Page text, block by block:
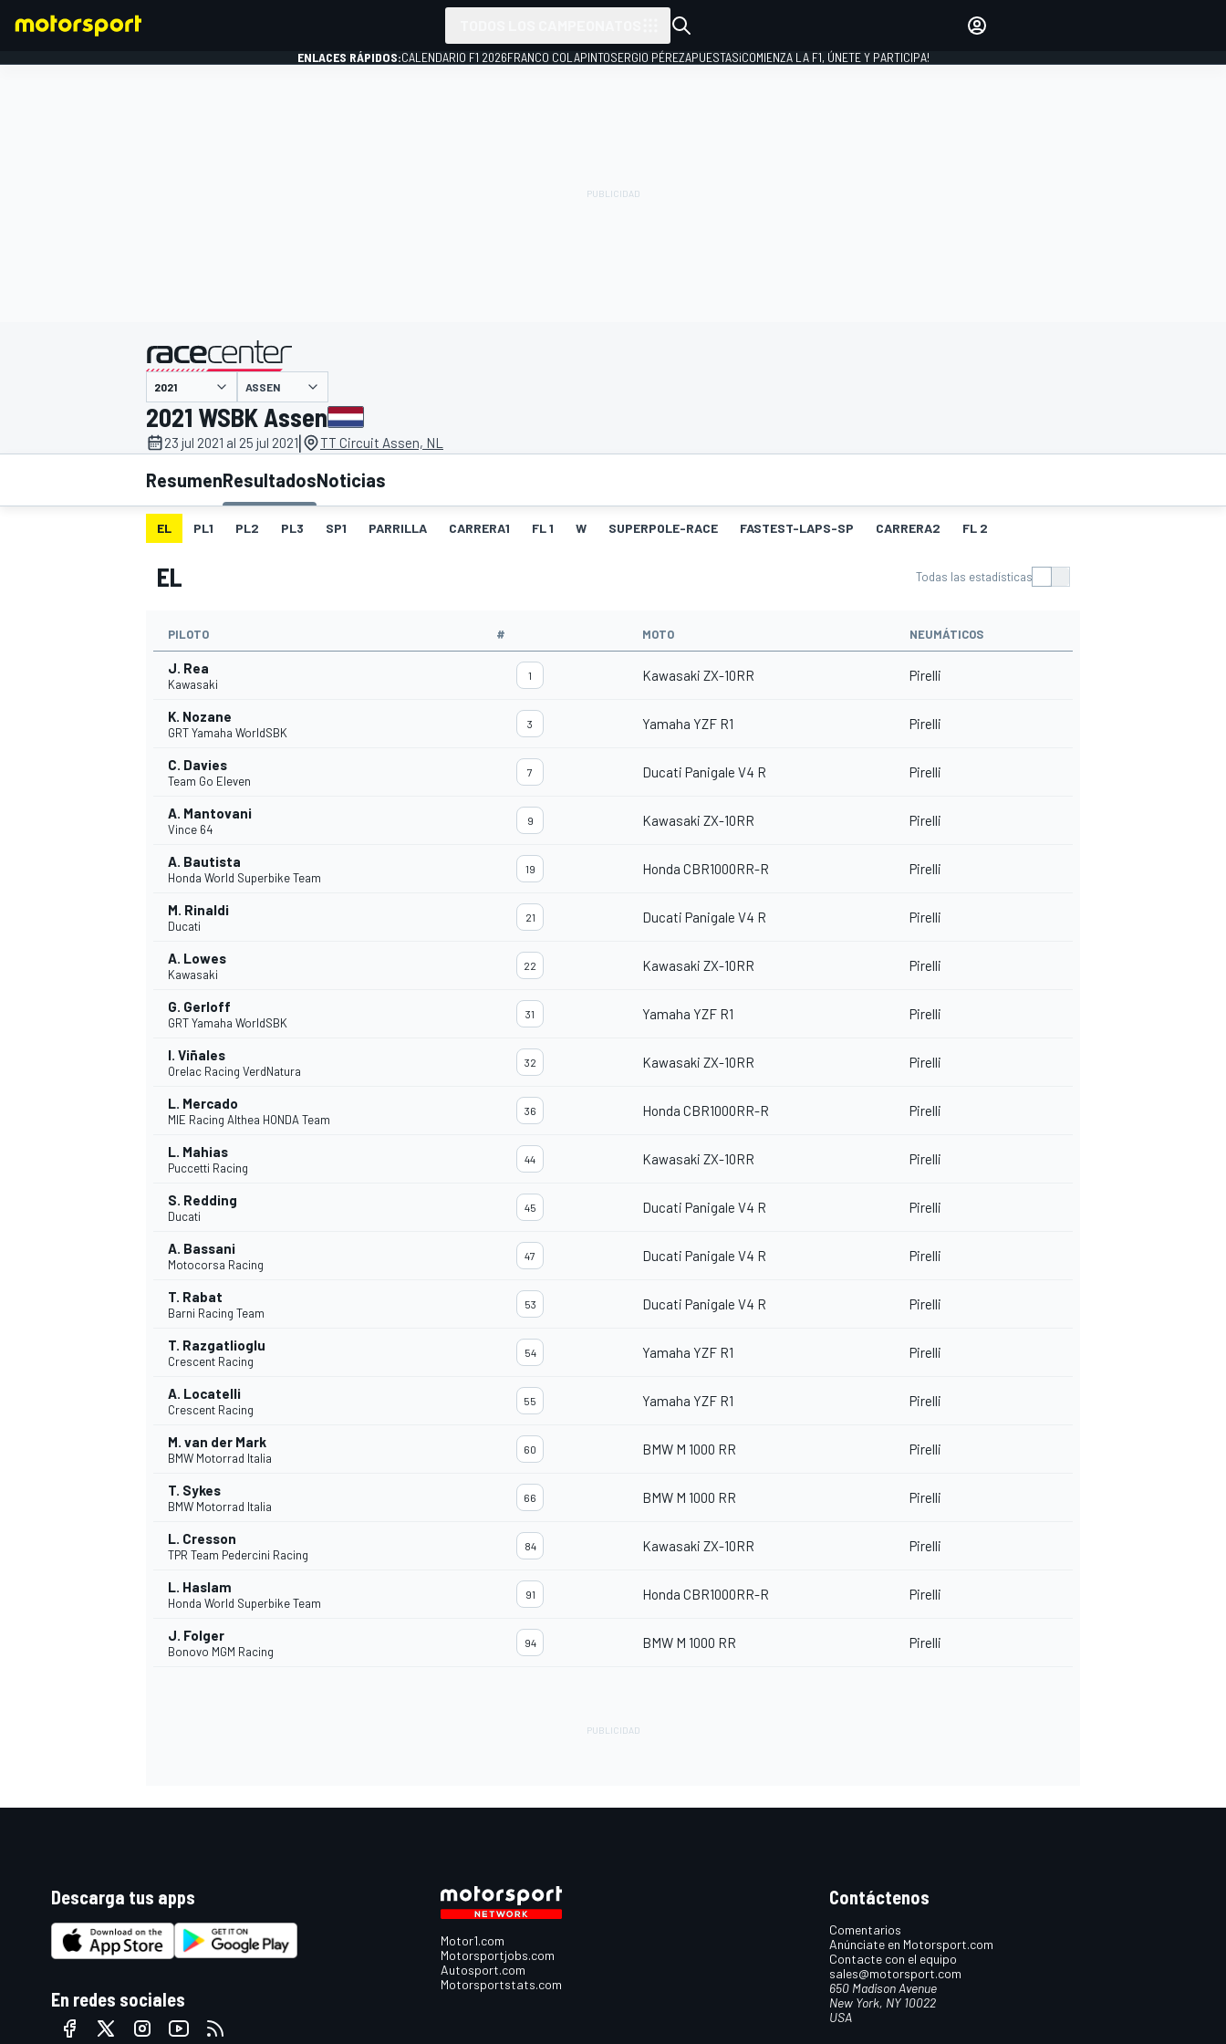
INDYCAR
MOTOGP
NASCAR CUP
FÓRMULA E
INICIAR SESIÓN
ENLACES RÁPIDOS:CALENDARIO F1 2026FRANCO COLAPINTOSERGIO PÉREZAPUESTAS¡COMIENZA LA F1, ÚNETE Y PARTICIPA!
presentado por
ASSEN
2021 WSBK Assen
23 jul 2021 al 25 jul 2021| TT Circuit Assen, NL
ResumenResultadosNoticias
EL PL1 PL2 PL3 SP1 PARRILLA CARRERA1 FL 1 W SUPERPOLE-RACE FASTEST-LAPS-SP CARRERA2 FL 2
EL Todas las estadísticas
PILOTO # MOTO NEUMÁTICOS
J. Rea
Kawasaki
1 Kawasaki ZX-10RR Pirelli
K. Nozane
GRT Yamaha WorldSBK
3 Yamaha YZF R1 Pirelli
C. Davies
Team Go Eleven
7 Ducati Panigale V4 R Pirelli
A. Mantovani
Vince 64
9 Kawasaki ZX-10RR Pirelli
A. Bautista
Honda World Superbike Team
19 Honda CBR1000RR-R Pirelli
M. Rinaldi
Ducati
21 Ducati Panigale V4 R Pirelli
A. Lowes
Kawasaki
22 Kawasaki ZX-10RR Pirelli
G. Gerloff
GRT Yamaha WorldSBK
31 Yamaha YZF R1 Pirelli
I. Viñales
Orelac Racing VerdNatura
32 Kawasaki ZX-10RR Pirelli
L. Mercado
MIE Racing Althea HONDA Team
36 Honda CBR1000RR-R Pirelli
L. Mahias
Puccetti Racing
44 Kawasaki ZX-10RR Pirelli
S. Redding
Ducati
45 Ducati Panigale V4 R Pirelli
A. Bassani
Motocorsa Racing
47 Ducati Panigale V4 R Pirelli
T. Rabat
Barni Racing Team
53 Ducati Panigale V4 R Pirelli
T. Razgatlioglu
Crescent Racing
54 Yamaha YZF R1 Pirelli
A. Locatelli
Crescent Racing
55 Yamaha YZF R1 Pirelli
M. van der Mark
BMW Motorrad Italia
60 BMW M 1000 RR Pirelli
T. Sykes
BMW Motorrad Italia
66 BMW M 1000 RR Pirelli
L. Cresson
TPR Team Pedercini Racing
84 Kawasaki ZX-10RR Pirelli
L. Haslam
Honda World Superbike Team
91 Honda CBR1000RR-R Pirelli
J. Folger
Bonovo MGM Racing
94 BMW M 1000 RR Pirelli
Descarga tus apps
En redes sociales
Motor1.com
Motorsportjobs.com
Autosport.com
Motorsportstats.com
Contáctenos
Comentarios
Anúnciate en Motorsport.com
Contacte con el equipo
sales@motorsport.com
650 Madison Avenue
New York, NY 10022
USA